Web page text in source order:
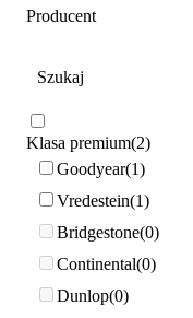
Producent
Klasa premium 2
Goodyear 1
Vredestein 1
Bridgestone 0
Continental 0
Dunlop 0